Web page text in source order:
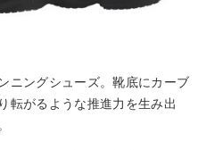
ニングシューズ。靴底にカーブ
転がるような推進力を生み出